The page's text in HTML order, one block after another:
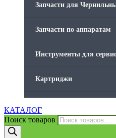
Запчасти для
Запчасти по аппаратам
Инструменты для
Картриджи
КАТАЛОГ
Поиск товаров